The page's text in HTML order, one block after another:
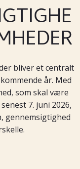
bliver et centralt
år. Med
som skal være
7. juni 2026,
gennemsigtighed